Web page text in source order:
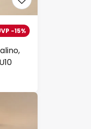
-15%